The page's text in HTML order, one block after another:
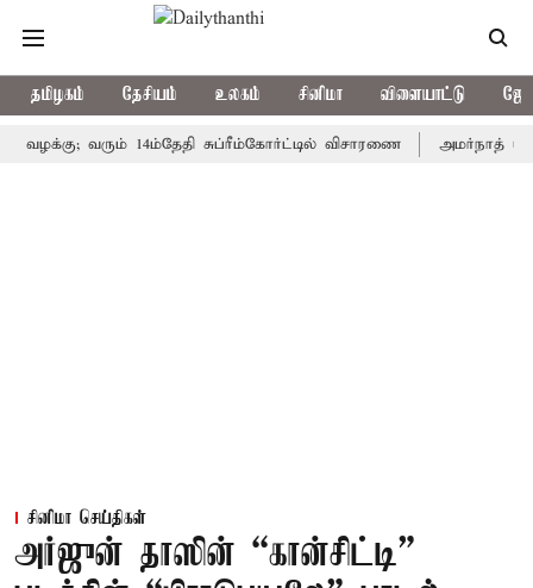
தமிழகம் தேசியம் உலகம் சினிமா விளையாட்டு
வரும் 14ம்தேதி சுப்ரீம்கோர்ட்டில் விசாரணை அமர்நாத் யாத்திரை
சினிமா செய்திகள்
அர்ஜுன் தாஸின் “கான்சிட்டி”